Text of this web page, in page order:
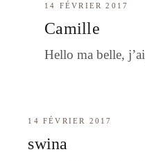
14 FÉVRIER 2017
Camille
Hello ma belle,
14 FÉVRIER 2017
swina